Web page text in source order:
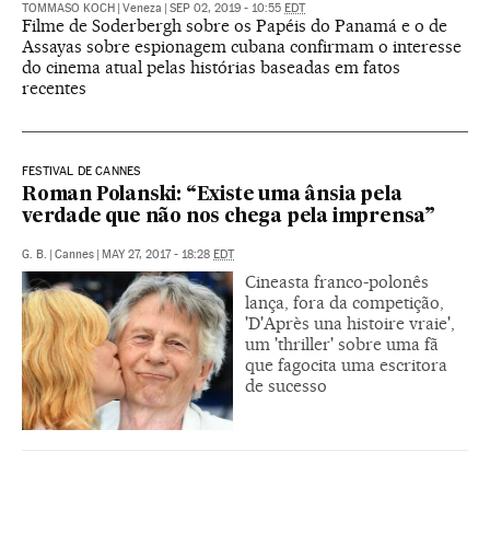
TOMMASO KOCH Veneza SEP 02, 2019 - 10:55 EDT
Filme de Soderbergh sobre os Papéis do Panamá e o de
Assayas sobre espionagem cubana confirmam o interesse
do cinema atual pelas histórias baseadas em fatos
recentes
FESTIVAL DE CANNES
Roman Polanski: “Existe uma ânsia pela
verdade que não nos chega pela imprensa”
G. B. Cannes MAY 27, 2017 - 18:28 EDT
Cineasta franco-polonês
lança, fora da competição,
'D'Après una histoire vraie',
um 'thriller' sobre uma fã
que fagocita uma escritora
de sucesso